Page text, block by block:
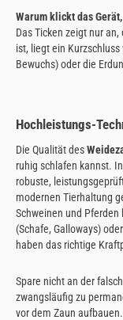
Warum klickt das
Das Ticken zeigt nur
ist, liegt ein
Bewuchs) oder die
Hochleistungs-
Die Qualität des
ruhig schlafen kannst.
robuste,
modernen Tierhaltung
Schweinen und Pferden
(Schafe, Galloways)
haben das richtige
Spare nicht an der
zwangsläufig zu
vor dem Zaun